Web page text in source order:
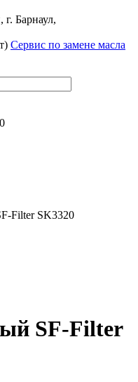
Барнаул,
Сервис по замене масла
SF-Filter